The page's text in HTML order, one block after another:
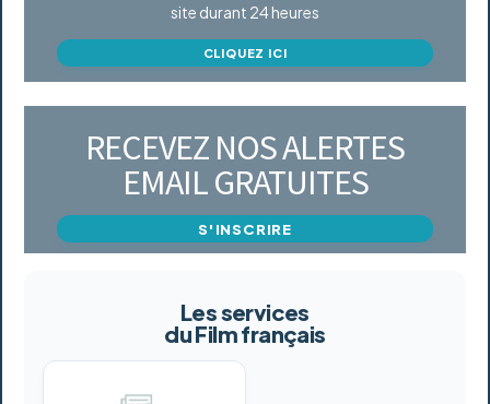
site durant 24 heures
CLIQUEZ ICI
RECEVEZ NOS ALERTES
EMAIL GRATUITES
S'INSCRIRE
Les services
du Film français